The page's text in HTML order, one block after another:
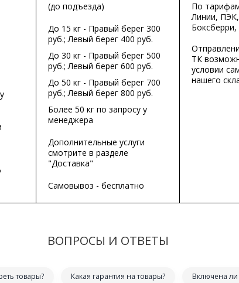
(до подъезда)
До 15 кг - Правый берег 300
руб.; Левый берег 400 руб.
До 30 кг - Правый берег 500
руб.; Левый берег 600 руб.
До 50 кг - Правый берег 700
руб.; Левый берег 800 руб.
Более 50 кг по запросу у
менеджера
Дополнительные услуги
смотрите в разделе
"Доставка"
Самовывоз - бесплатно
По
Линии,
ТК
условии
нашего
ВОПРОСЫ И ОТВЕТЫ
товары? Какая гарантия на товары? Включена ли